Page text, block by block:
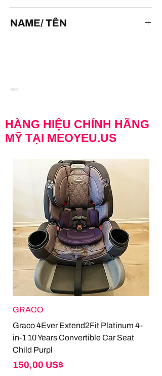
NAME/ TÊN
SEO
HÀNG HIỆU CHÍNH HÃNG
MỸ TẠI MEOYEU.US
GRACO
Graco 4Ever Extend2Fit Platinum 4-
in-1 10 Years Convertible Car Seat
Child Purpl
Giá
150,00 US$